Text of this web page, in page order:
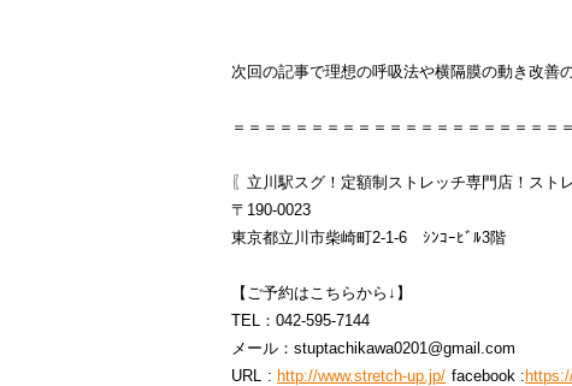
次回の記事で理想の呼吸法や横隔膜の動き改善
＝＝＝＝＝＝＝＝＝＝＝＝＝＝＝＝＝＝＝＝＝
〖立川駅スグ！定額制ストレッチ専門店！スト
〒190-0023
東京都立川市柴崎町2-1-6 ｼﾝｺｰﾋﾞﾙ3階
【ご予約はこちらから↓】
TEL：042-595-7144
メール：stuptachikawa0201@gmail.com
URL : http://www.stretch-up.jp/ facebook :